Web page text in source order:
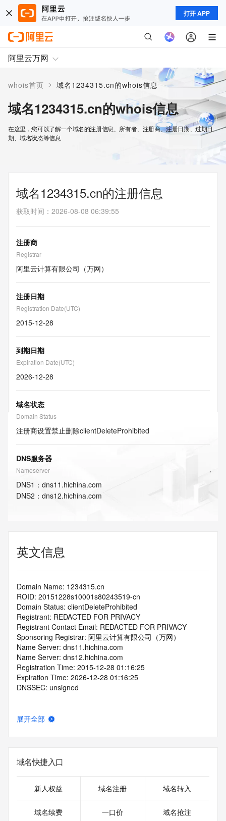
打开 APP
阿里云万网
whois首页 > 域名1234315.cn的whois信息
域名1234315.cn的whois信息
在这里，您可以了解一个域名的注册信息、所有者、注册商、注册日期、过期日
期、域名状态等信息
域名1234315.cn的注册信息
获取时间 ： 2026-08-08 06:39:55
注册商
Registrar
阿里云计算有限公司（万网）
注册日期
Registration Date(UTC)
2015-12-28
到期日期
Expiration Date(UTC)
2026-12-28
域名状态
Domain Status
注册商设置禁止删除clientDeleteProhibited
DNS服务器
Nameserver
DNS1 ： dns11.hichina.com
DNS2 ： dns12.hichina.com
英文信息
Domain Name: 1234315.cn
ROID: 20151228s10001s80243519-cn
Domain Status: clientDeleteProhibited
Registrant: REDACTED FOR PRIVACY
Registrant Contact Email: REDACTED FOR PRIVACY
Sponsoring Registrar: 阿里云计算有限公司（万网）
Name Server: dns11.hichina.com
Name Server: dns12.hichina.com
Registration Time: 2015-12-28 01:16:25
Expiration Time: 2026-12-28 01:16:25
DNSSEC: unsigned
展开全部
域名快捷入口
新人权益 域名注册 域名转入
域名续费 一口价 域名抢注